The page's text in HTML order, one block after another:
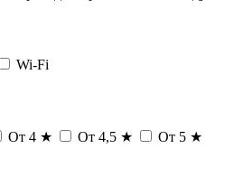
Wi-Fi
От 4 ★ От 4,5 ★ От 5 ★